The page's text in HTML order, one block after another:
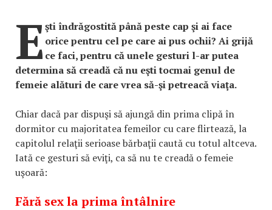
Eşti îndrăgostită până peste cap şi ai face
orice pentru cel pe care ai pus ochii? Ai grijă
ce faci, pentru că unele gesturi l-ar putea
determina să creadă că nu eşti tocmai genul de
femeie alături de care vrea să-şi petreacă viaţa.
Chiar dacă par dispuşi să ajungă din prima clipă în
dormitor cu majoritatea femeilor cu care flirtează, la
capitolul relaţii serioase bărbaţii caută cu totul altceva.
Iată ce gesturi să eviţi, ca să nu te creadă o femeie
uşoară:
Fără sex la prima întâlnire